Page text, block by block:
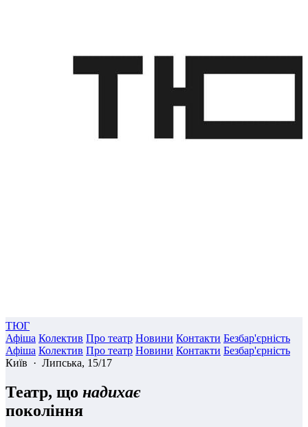
ТЮГ
Афіша Колектив Про театр Новини Контакти Безбар'єрність
Афіша Колектив Про театр Новини Контакти Безбар'єрність
Київ · Липська, 15/17
Театр, що надихає
покоління